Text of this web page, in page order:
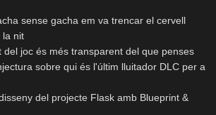
sense gacha em va trencar el cervell
la nit
del joc és més transparent del que penses
sobre qui és l'últim lluitador DLC per a
del projecte Flask amb Blueprint &